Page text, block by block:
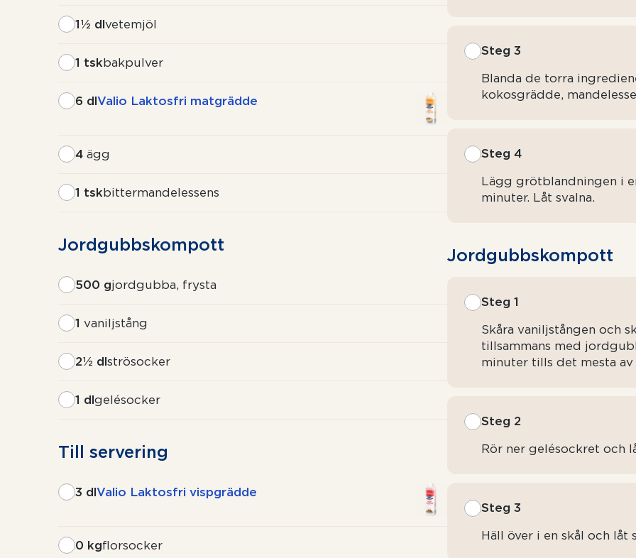
1½ dlvetemjöl
1 tskbakpulver
6 dlValio Laktosfri matgrädde
4 ägg
1 tskbittermandelessens
Jordgubbs­kompott
500 gjordgubba, frysta
1 vaniljstång
2½ dlströsocker
1 dlgelésocker
Till servering
3 dlValio Laktosfri vispgrädde
0 kgflorsocker
Steg 3
Blanda de torra
kokosgrädde,
Steg 4
Lägg grötblandningen i
minuter. Låt svalna.
Jordgubbs­kompott
Steg 1
Skåra vaniljstången och
tillsammans med
minuter tills det mesta
Steg 2
Rör ner gelésockret och
Steg 3
Häll över i en skål och låt